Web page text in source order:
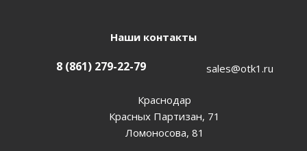
Наши контакты
8 (861) 279-22-79 sales@otk1.ru
Краснодар
Красных Партизан, 71
Ломоносова, 81